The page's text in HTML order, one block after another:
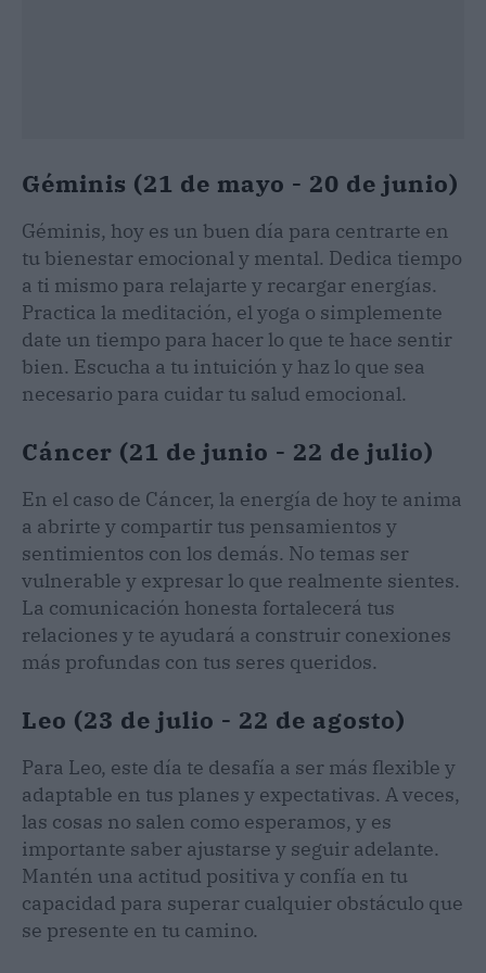
Géminis (21 de mayo - 20 de junio)
Géminis, hoy es un buen día para centrarte en
tu bienestar emocional y mental. Dedica tiempo
a ti mismo para relajarte y recargar energías.
Practica la meditación, el yoga o simplemente
date un tiempo para hacer lo que te hace sentir
bien. Escucha a tu intuición y haz lo que sea
necesario para cuidar tu salud emocional.
Cáncer (21 de junio - 22 de julio)
En el caso de Cáncer, la energía de hoy te anima
a abrirte y compartir tus pensamientos y
sentimientos con los demás. No temas ser
vulnerable y expresar lo que realmente sientes.
La comunicación honesta fortalecerá tus
relaciones y te ayudará a construir conexiones
más profundas con tus seres queridos.
Leo (23 de julio - 22 de agosto)
Para Leo, este día te desafía a ser más flexible y
adaptable en tus planes y expectativas. A veces,
las cosas no salen como esperamos, y es
importante saber ajustarse y seguir adelante.
Mantén una actitud positiva y confía en tu
capacidad para superar cualquier obstáculo que
se presente en tu camino.